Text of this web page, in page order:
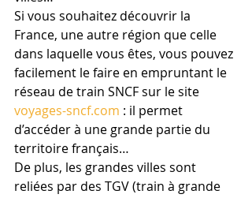
Si vous souhaitez découvrir la
France, une autre région que celle
dans laquelle vous êtes, vous pouvez
facilement le faire en empruntant le
réseau de train SNCF sur le site
voyages-sncf.com : il permet
d’accéder à une grande partie du
territoire français…
De plus, les grandes villes sont
reliées par des TGV (train à grande